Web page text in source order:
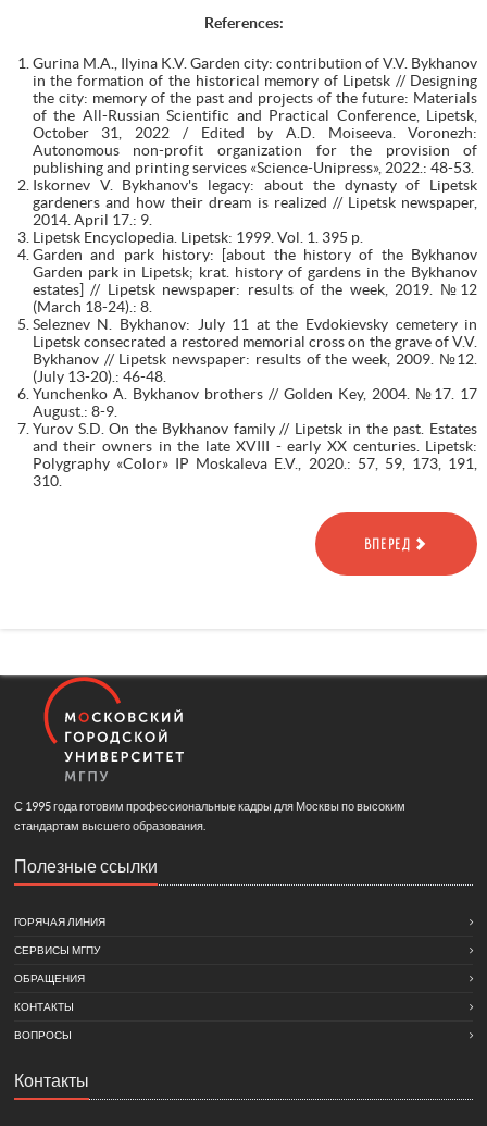
References:
Gurina M.A., Ilyina K.V. Garden city: contribution of V.V. Bykhanov
in the formation of the historical memory of Lipetsk // Designing
the city: memory of the past and projects of the future: Materials
of the All-Russian Scientific and Practical Conference, Lipetsk,
October 31, 2022 / Edited by A.D. Moiseeva. Voronezh:
Autonomous non-profit organization for the provision of
publishing and printing services «Science-Unipress», 2022.: 48-53.
Iskornev V. Bykhanov's legacy: about the dynasty of Lipetsk
gardeners and how their dream is realized // Lipetsk newspaper,
2014. April 17.: 9.
Lipetsk Encyclopedia. Lipetsk: 1999. Vol. 1. 395 p.
Garden and park history: [about the history of the Bykhanov
Garden park in Lipetsk; krat. history of gardens in the Bykhanov
estates] // Lipetsk newspaper: results of the week, 2019. №12
(March 18-24).: 8.
Seleznev N. Bykhanov: July 11 at the Evdokievsky cemetery in
Lipetsk consecrated a restored memorial cross on the grave of V.V.
Bykhanov // Lipetsk newspaper: results of the week, 2009. №12.
(July 13-20).: 46-48.
Yunchenko A. Bykhanov brothers // Golden Key, 2004. №17. 17
August.: 8-9.
Yurov S.D. On the Bykhanov family // Lipetsk in the past. Estates
and their owners in the late XVIII - early XX centuries. Lipetsk:
Polygraphy «Color» IP Moskaleva E.V., 2020.: 57, 59, 173, 191,
310.
ВПЕРЕД
С 1995 года готовим профессиональные кадры для Москвы по высоким
стандартам высшего образования.
Полезные ссылки
ГОРЯЧАЯ ЛИНИЯ
СЕРВИСЫ МГПУ
ОБРАЩЕНИЯ
КОНТАКТЫ
ВОПРОСЫ
Контакты